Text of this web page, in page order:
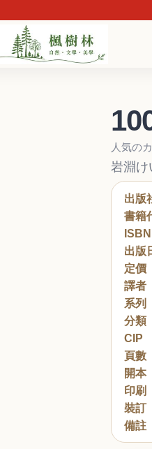
人気の
岩淵け
出版
書籍
ISBN
出版
定價
譯者
系列
分類
CIP
頁數
開本
印刷
裝訂
備註